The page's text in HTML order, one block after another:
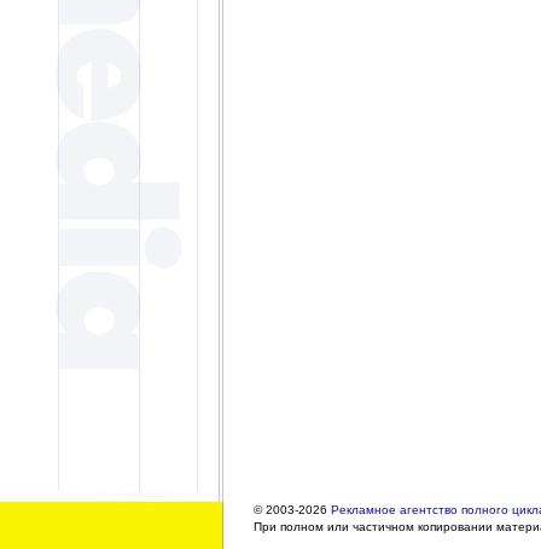
© 2003-2026 Рекламное агентство полного
При полном или частичном копировании